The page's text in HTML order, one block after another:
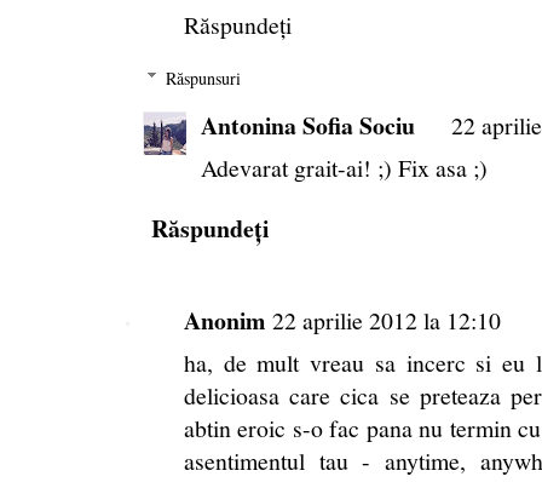
Răspundeți
Răspunsuri
Antonina Sofia Sociu
22
Adevarat grait-ai! ;) Fix asa ;)
Răspundeți
Anonim 22 aprilie 2012 la 12:10
ha, de mult vreau sa incerc si eu
delicioasa care cica se preteaza
abtin eroic s-o fac pana nu termin
asentimentul tau - anytime,